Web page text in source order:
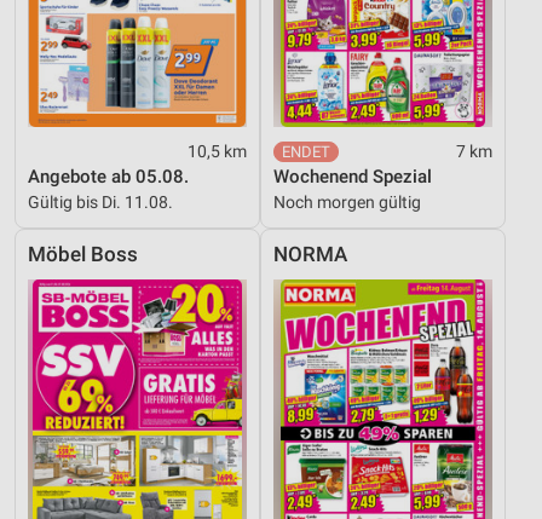
10,5 km
Angebote ab 05.08.
Gültig bis Di. 11.08.
7 km
Wochenend Spezial
Noch morgen gültig
Möbel Boss NORMA